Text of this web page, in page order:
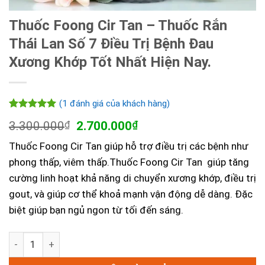
Thuốc Foong Cir Tan – Thuốc Rắn
Thái Lan Số 7 Điều Trị Bệnh Đau
Xương Khớp Tốt Nhất Hiện Nay.
dựa trên
(1 đánh giá của khách hàng)
3.300.000₫
Giá
là:
3.300.000₫.
2.700.000₫Giá
tại
là:
2.700.000₫.
Thuốc Foong Cir Tan giúp hỗ trợ điều trị các bệnh như
phong thấp, viêm thấp.Thuốc Foong Cir Tan giúp tăng
cường linh hoạt khả năng di chuyển xương khớp, điều trị
gout, và giúp cơ thể khoả mạnh vận động dễ dàng. Đặc
biệt giúp bạn ngủ ngon từ tối đến sáng.
Thuốc Foong Cir Tan - Thuốc Rắn Thái Lan Số 7 Điều Trị